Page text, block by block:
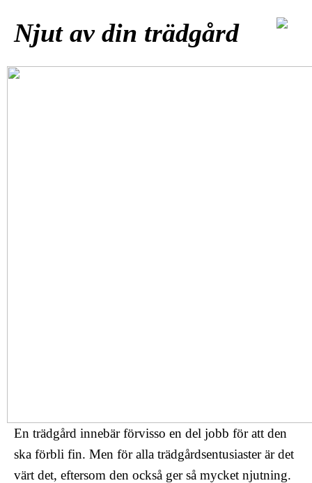
Njut av din trädgård
En trädgård innebär förvisso en del jobb för att den
ska förbli fin. Men för alla trädgårdsentusiaster är det
värt det, eftersom den också ger så mycket njutning.